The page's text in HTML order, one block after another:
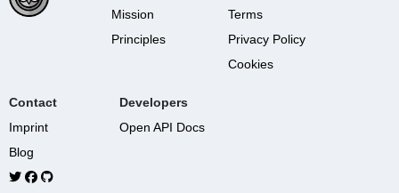
Mission
Principles
Terms
Privacy Policy
Cookies
Contact
Imprint
Blog
Developers
Open API Docs